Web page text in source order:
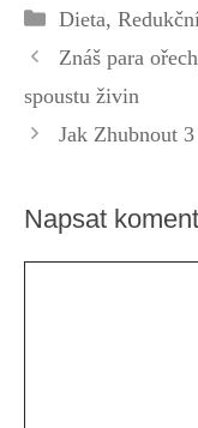
Redukci Tuku
Rubriky
Dieta,
Znáš para
spoustu živin
Jak Zhubnout
Napsat